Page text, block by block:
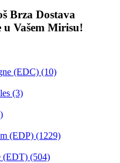
Brza Dostava
Vašem Mirisu!
(EDC) (10)
(3)
(EDP) (1229)
(EDT) (504)